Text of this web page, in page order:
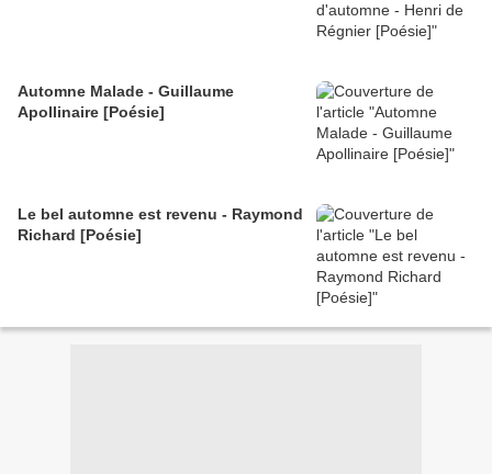
Automne Malade - Guillaume
Apollinaire [Poésie]
Le bel automne est revenu - Raymond
Richard [Poésie]